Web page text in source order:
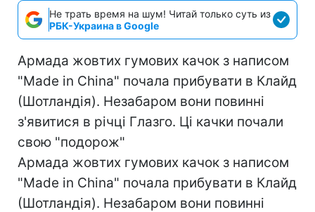
Не трать время на шум! Читай только суть из
РБК-Украина в Google
Армада жовтих гумових качок з написом
"Made in China" почала прибувати в Клайд
(Шотландія). Незабаром вони повинні
з'явитися в річці Глазго. Ці качки почали
свою "подорож"
Армада жовтих гумових качок з написом
"Made in China" почала прибувати в Клайд
(Шотландія). Незабаром вони повинні